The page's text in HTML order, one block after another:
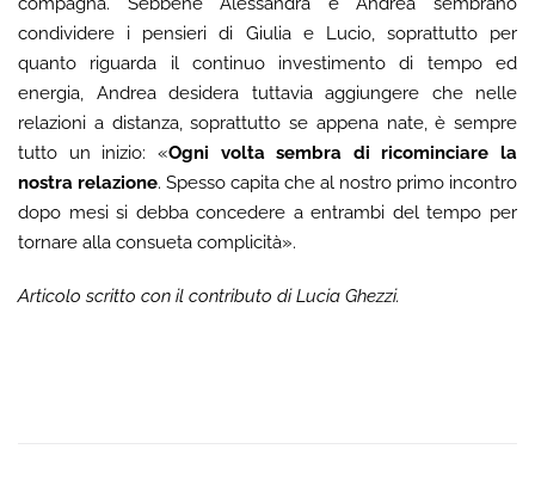
condividere i pensieri di Giulia e Lucio, soprattutto per
quanto riguarda il continuo investimento di tempo ed
energia, Andrea desidera tuttavia aggiungere che nelle
relazioni a distanza, soprattutto se appena nate, è sempre
tutto un inizio: «Ogni volta sembra di ricominciare la
nostra relazione. Spesso capita che al nostro primo incontro
dopo mesi si debba concedere a entrambi del tempo per
tornare alla consueta complicità».
Articolo scritto con il contributo di Lucia Ghezzi.